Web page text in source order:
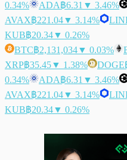
0.34%
ADA฿6.31 ▼ 3.46%
AVAX฿221.04▼ 3.14%
KUB฿20.34▼ 0.26%
BTC฿2,131,034▼ 0.03%
XRP฿35.45▼ 1.38% DOGE
0.34%
ADA฿6.31 ▼ 3.46%
AVAX฿221.04▼ 3.14%
KUB฿20.34▼ 0.26%